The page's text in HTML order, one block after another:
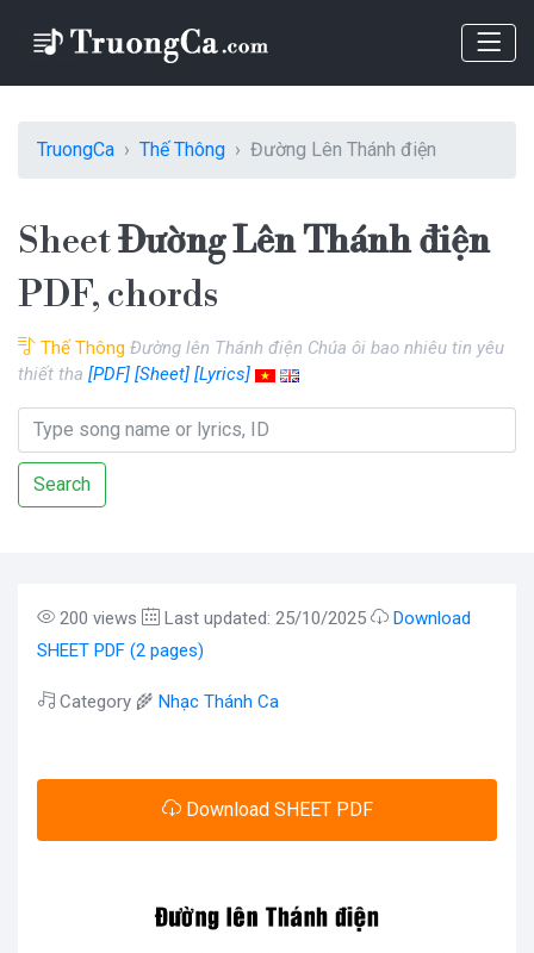
TruongCa Thế Thông Đường Lên Thánh điện
SheetĐường Lên Thánh điện
PDF, chords
Thế Thông Đường lên Thánh điện Chúa ôi bao nhiêu tin yêu
thiết tha [PDF] [Sheet] [Lyrics]
Search
200 views Last updated: 25/10/2025
Download
SHEET PDF (2 pages)
Category 🌾 Nhạc Thánh Ca
Download SHEET PDF